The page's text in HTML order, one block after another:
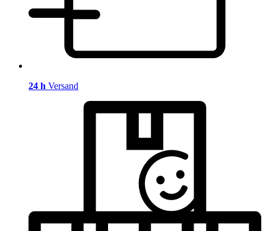
24 h Versand